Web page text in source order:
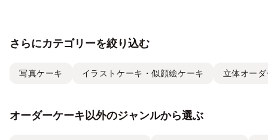
さらにカテゴリーを絞り込む
写真ケーキ イラストケーキ・似顔絵ケーキ 立体オー
オーダーケーキ以外のジャンルから選ぶ